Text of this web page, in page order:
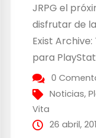
JRPG el
disfrutar de
Exist
para
llega a
año. Ha sido
de la...
0
Noticias,
Vita
26 abril,